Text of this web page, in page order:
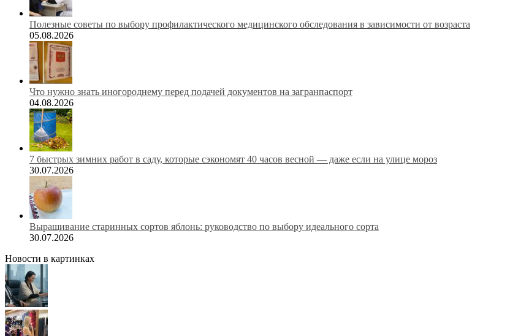
Полезные советы по выбору профилактического медицинского обследования в зависимости от возраста
05.08.2026
Что нужно знать иногороднему перед подачей документов на загранпаспорт
04.08.2026
7 быстрых зимних работ в саду, которые сэкономят 40 часов весной — даже если на улице мороз
30.07.2026
Выращивание старинных сортов яблонь: руководство по выбору идеального сорта
30.07.2026
Новости в картинках